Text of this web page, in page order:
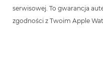
serwisowej. To gwarancja
zgodności z Twoim Apple